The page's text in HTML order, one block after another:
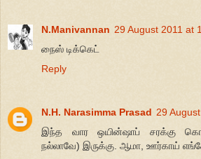
N.Manivannan 29 August 2011 at
நைஸ் டிக்கெட்
Reply
N.H. Narasimma Prasad 29
இந்த வார ஒயின்ஷாப் சரக்கு
நல்லாவே) இருக்கு. ஆமா, ஊர்காய் எங்கே